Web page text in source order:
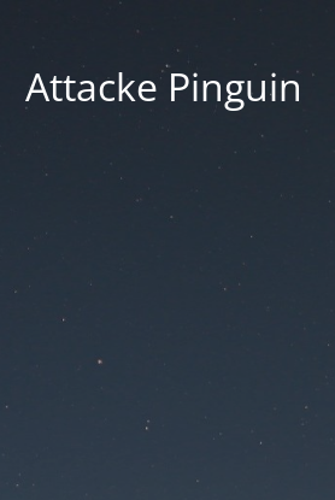
Attacke Pinguin